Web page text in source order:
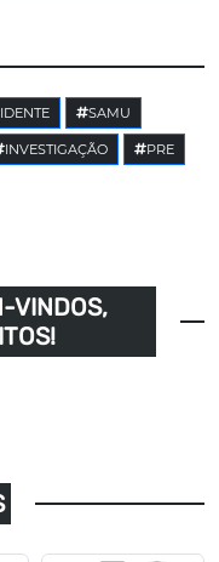
SAMU
INVESTIGAÇÃO PRE
VINDOS,